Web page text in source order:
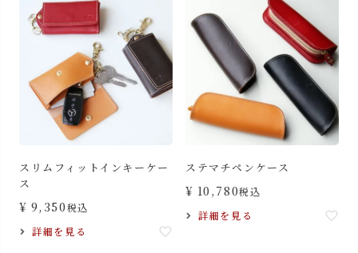
スリムフィットインキーケー
ス
¥ 9,350税込
詳細を見る
ステマチペンケース
¥ 10,780税込
詳細を見る